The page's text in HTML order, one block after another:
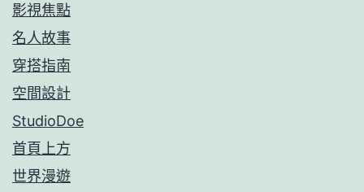
影視焦點
名人故事
穿搭指南
空間設計
StudioDoe
首頁上方
世界漫遊